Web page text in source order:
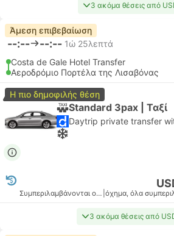
3 ακόμα θέσεις από
Άμεση επιβεβαίωση
--:-- --:-- 1ώ 25λεπτά
Costa de Gale Hotel Transfer
Αεροδρόμιο Πορτέλα της Λισαβόνας
Η πιο δημοφιλής θέση
Standard 3pax | Ταξί
Συμπεριλαμβάνονται οι φόροι
3 ακόμα θέσεις από